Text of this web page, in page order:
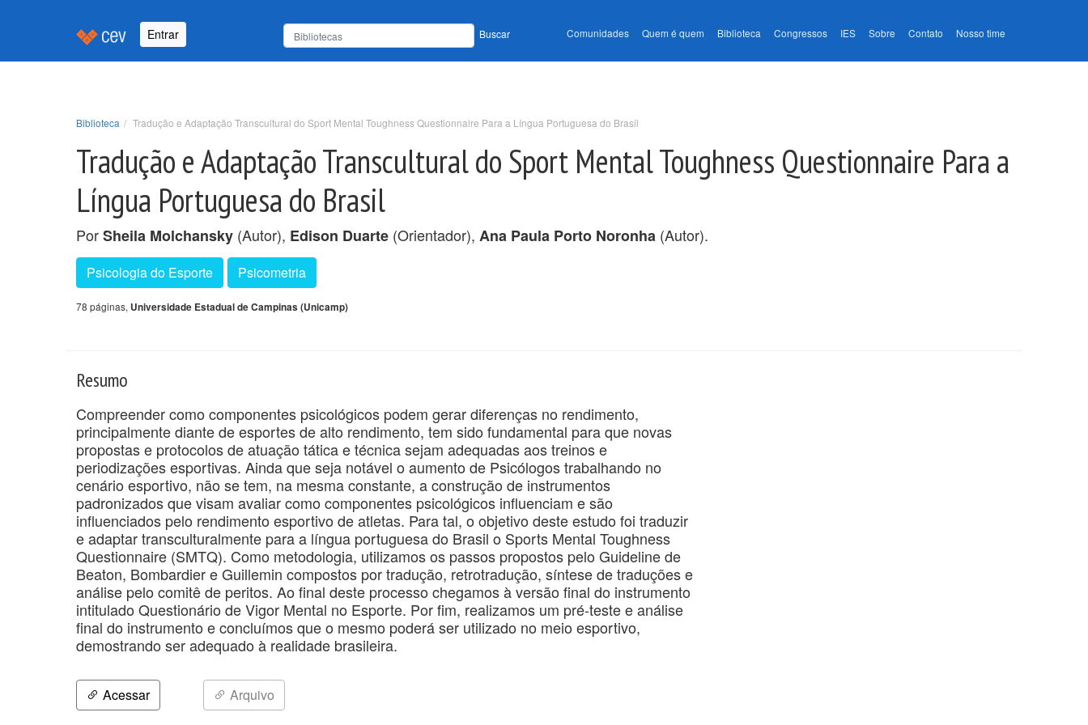
Entrar Buscar Comunidades Quem é quem Biblioteca Congressos IES Sobre Contato Nosso time
Biblioteca Tradução e Adaptação Transcultural do Sport Mental Toughness Questionnaire Para a Língua Portuguesa do Brasil
Tradução e Adaptação Transcultural do Sport Mental Toughness Questionnaire Para a
Língua Portuguesa do Brasil
PorSheila Molchansky (Autor), Edison Duarte (Orientador), Ana Paula Porto Noronha (Autor).
Psicologia do Esporte Psicometria
78 páginas, Universidade Estadual de Campinas (Unicamp)
Resumo
Compreender como componentes psicológicos podem gerar diferenças no rendimento,
principalmente diante de esportes de alto rendimento, tem sido fundamental para que novas
propostas e protocolos de atuação tática e técnica sejam adequadas aos treinos e
periodizações esportivas. Ainda que seja notável o aumento de Psicólogos trabalhando no
cenário esportivo, não se tem, na mesma constante, a construção de instrumentos
padronizados que visam avaliar como componentes psicológicos influenciam e são
influenciados pelo rendimento esportivo de atletas. Para tal, o objetivo deste estudo foi traduzir
e adaptar transculturalmente para a língua portuguesa do Brasil o Sports Mental Toughness
Questionnaire (SMTQ). Como metodologia, utilizamos os passos propostos pelo Guideline de
Beaton, Bombardier e Guillemin compostos por tradução, retrotradução, síntese de traduções e
análise pelo comitê de peritos. Ao final deste processo chegamos à versão final do instrumento
intitulado Questionário de Vigor Mental no Esporte. Por fim, realizamos um pré-teste e análise
final do instrumento e concluímos que o mesmo poderá ser utilizado no meio esportivo,
demostrando ser adequado à realidade brasileira.
Acessar Arquivo